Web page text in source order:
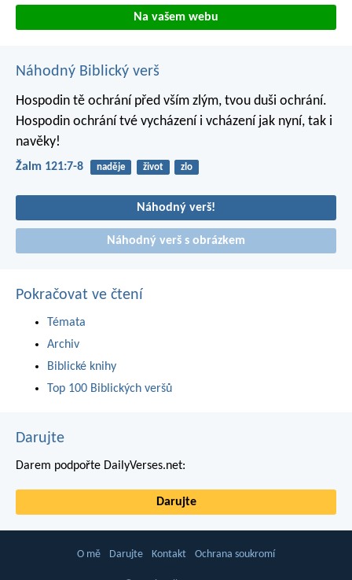
Na vašem webu
Náhodný Biblický verš
Hospodin tě ochrání před vším zlým, tvou duši ochrání.
Hospodin ochrání tvé vycházení i vcházení jak nyní, tak i
navěky!
Žalm 121:7-8 naděje život zlo
Náhodný verš!
Náhodný verš s obrázkem
Pokračovat ve čtení
Témata
Archiv
Biblické knihy
Top 100 Biblických veršů
Darujte
Darem podpořte DailyVerses.net:
Darujte
O mě Darujte Kontakt Ochrana soukromí